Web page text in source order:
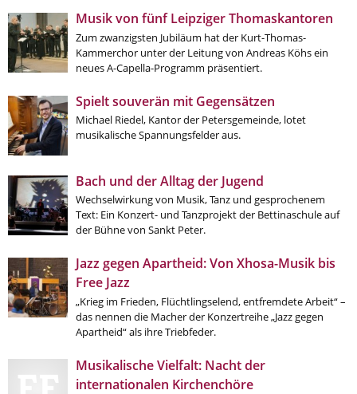
Informationen
Aus (nicht nur) Frankfurter Blogs
Beratung & Info
Impressum
Hinweis
Diese Website wurde am 28. November 2017
Kirche in Frankfurt.
Musik von fünf Leipziger Thomaskantoren
Zum zwanzigsten Jubiläum hat der Kurt-Thomas-
Kammerchor unter der Leitung von Andreas Köhs ein
neues A-Capella-Programm präsentiert.
Spielt souverän mit Gegensätzen
Michael Riedel, Kantor der Petersgemeinde, lotet
musikalische Spannungsfelder aus.
Bach und der Alltag der Jugend
Wechselwirkung von Musik, Tanz und gesprochenem
Text: Ein Konzert- und Tanzprojekt der Bettinaschule auf
der Bühne von Sankt Peter.
Jazz gegen Apartheid: Von Xhosa-Musik bis
Free Jazz
„Krieg im Frieden, Flüchtlingselend, entfremdete Arbeit“ –
das nennen die Macher der Konzertreihe „Jazz gegen
Apartheid“ als ihre Triebfeder.
Musikalische Vielfalt: Nacht der
internationalen Kirchenchöre